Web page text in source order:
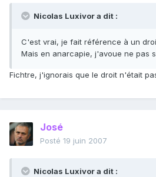
Nicolas Luxivor a dit :
C'est vrai, je fait référence à un
Mais en anarcapie, j'avoue ne pas
Fichtre, j'ignorais que le droit n'était
José
Posté 19 juin 2007
Nicolas Luxivor a dit :